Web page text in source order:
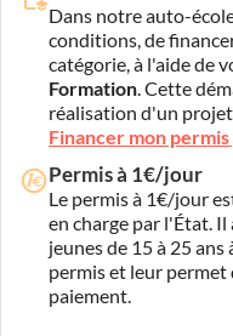
Dans notre auto-
conditions, de
catégorie, à l'aide de
Formation. Cette
réalisation d'un
Financer mon permis
Permis à 1€/jour
Le permis à 1€/jour
en charge par l'État. Il
jeunes de 15 à 25
permis et leur
paiement.